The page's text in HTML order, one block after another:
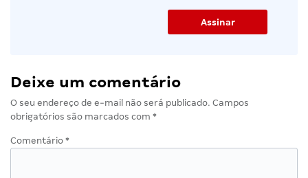
Deixe um comentário
O seu endereço de e-mail não será publicado. Campos
obrigatórios são marcados com *
Comentário *